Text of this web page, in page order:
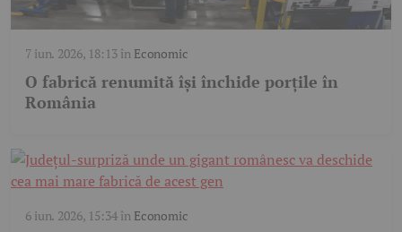
7 iun. 2026, 18:13în Economic
O fabrică renumită își închide porțile în
România
6 iun. 2026, 15:34în Economic